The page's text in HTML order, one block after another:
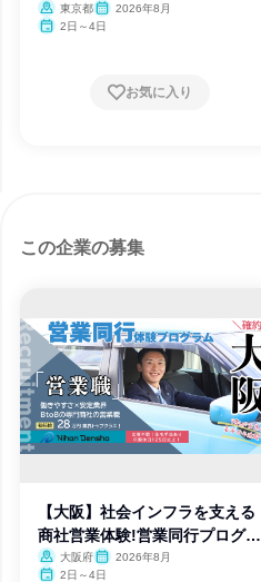
東京都
2026年8月
2日～4日
お気に入り
この企業の募集
【大阪】社会インフラを支える
商社営業体験!営業同行プログラ
ム
大阪府
2026年8月
2日～4日